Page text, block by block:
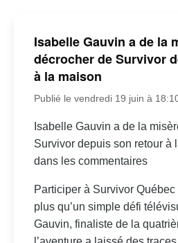
Isabelle Gauvin a de la
décrocher de Survivor
à la maison
Publié le vendredi 19 juin à
Isabelle Gauvin a de la
Survivor depuis son retour à
dans les commentaires
Participer à Survivor
plus qu’un simple défi
Gauvin, finaliste de la